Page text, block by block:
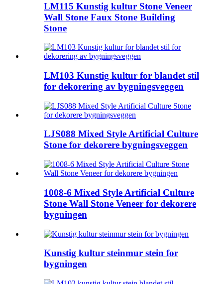
LM115 Kunstig kultur Stone Veneer
Wall Stone Faux Stone Building
Stone
LM103 Kunstig kultur for blandet stil
for dekorering av bygningsveggen
LJS088 Mixed Style Artificial Culture
Stone for dekorere bygningsveggen
1008-6 Mixed Style Artificial Culture
Stone Wall Stone Veneer for dekorere
bygningen
Kunstig kultur steinmur stein for
bygningen